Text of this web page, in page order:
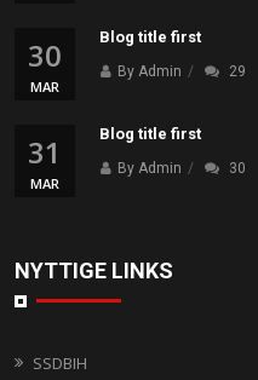
30
MAR
Blog title first
By Admin 29
31
MAR
Blog title first
By Admin 30
NYTTIGE LINKS
SSDBIH